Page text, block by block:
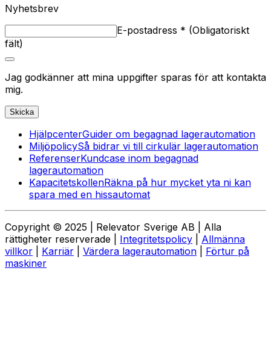
Nyhetsbrev
E-postadress * (Obligatoriskt
fält)
Jag godkänner att mina uppgifter sparas för att kontakta
mig.
Skicka
HjälpcenterGuider om begagnad lagerautomation
MiljöpolicySå bidrar vi till cirkulär lagerautomation
ReferenserKundcase inom begagnad
lagerautomation
KapacitetskollenRäkna på hur mycket yta ni kan
spara med en hissautomat
Copyright © 2025 | Relevator Sverige AB | Alla
rättigheter reserverade | Integritetspolicy
Allmänna
villkor
Karriär Värdera lagerautomation
Förtur på
maskiner